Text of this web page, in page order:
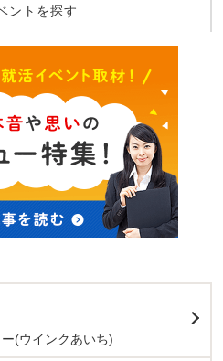
ントを探す
(ウインクあいち)